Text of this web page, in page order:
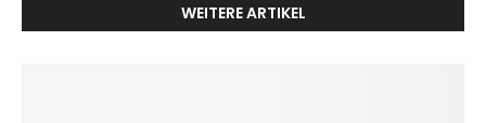
WEITERE ARTIKEL